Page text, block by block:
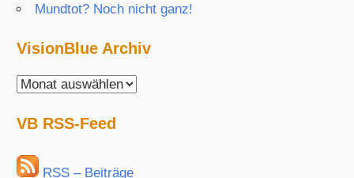
Mundtot? Noch nicht ganz!
VisionBlue Archiv
VisionBlue
VB RSS-Feed
RSS – Beiträge